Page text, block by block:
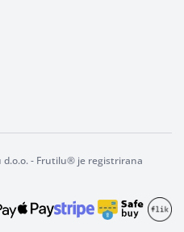
d.o.o. - Frutilu® je registrirana